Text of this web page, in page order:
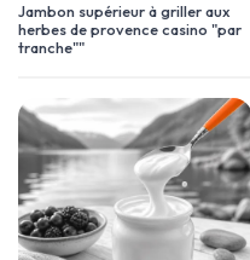
Jambon supérieur à griller aux
herbes de provence casino "par
tranche""